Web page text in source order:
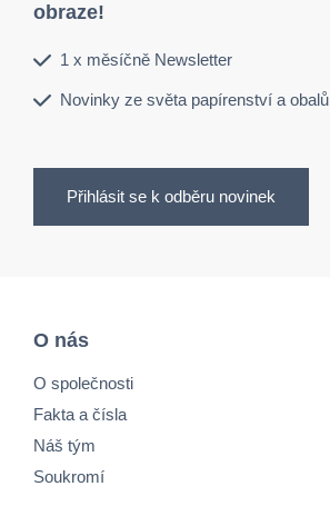
obraze!
1 x měsíčně Newsletter
Novinky ze světa papírenství a obalů
Přihlásit se k odběru novinek
O nás
O společnosti
Fakta a čísla
Náš tým
Soukromí